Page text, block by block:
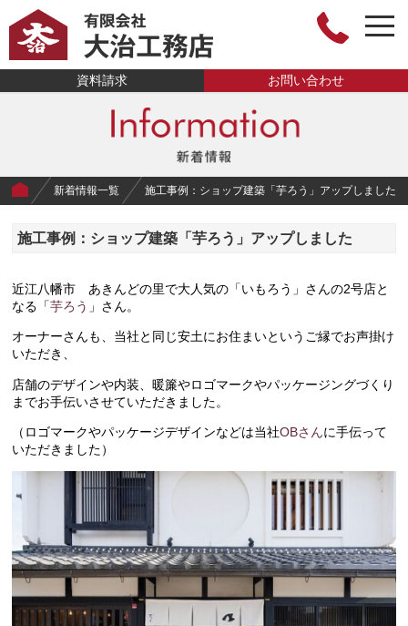
有限会社大治工
資料請求 お問い合わせ
新着情報一覧 施工事例：ショップ建築「芋ろう」アップしました
施工事例：ショップ建築「芋ろう」アップしました
近江八幡市 あきんどの里で大人気の「いもろう」さんの2号店と
なる「芋ろう 」さん。
オーナーさんも、当社と同じ安土にお住まいというご縁でお声掛け
いただき、
店舗のデザインや内装、暖簾やロゴマークやパッケージングづくり
までお手伝いさせていただきました。
（ロゴマークやパッケージデザインなどは当社OBさんに手伝って
いただきました）